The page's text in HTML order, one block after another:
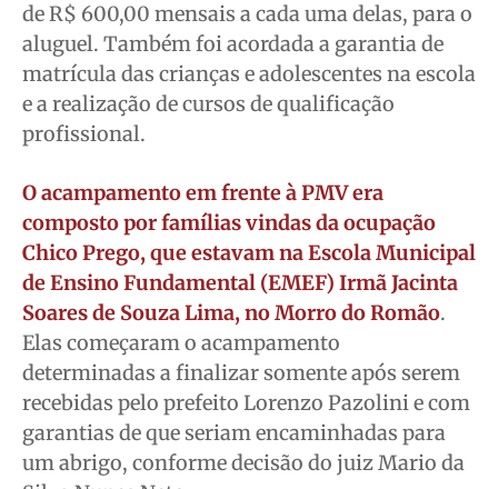
de R$ 600,00 mensais a cada uma delas, para o
aluguel. Também foi acordada a garantia de
matrícula das crianças e adolescentes na escola
e a realização de cursos de qualificação
profissional.
O acampamento em frente à PMV era
composto por famílias vindas da ocupação
Chico Prego, que estavam na Escola Municipal
de Ensino Fundamental (EMEF) Irmã Jacinta
Soares de Souza Lima, no Morro do Romão.
Elas começaram o acampamento
determinadas a finalizar somente após serem
recebidas pelo prefeito Lorenzo Pazolini e com
garantias de que seriam encaminhadas para
um abrigo, conforme decisão do juiz Mario da